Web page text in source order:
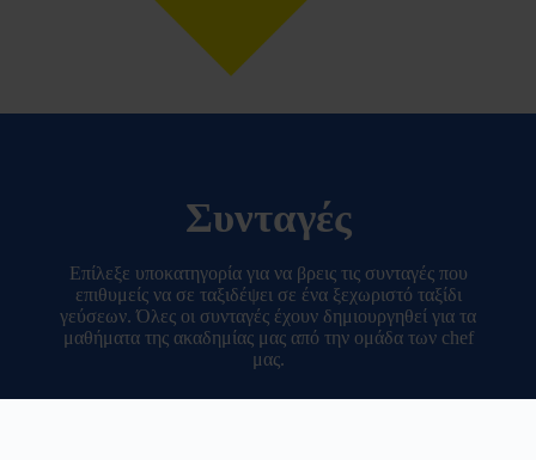
Συνταγές
Επίλεξε υποκατηγορία για να βρεις τις συνταγές που
επιθυμείς να σε ταξιδέψει σε ένα ξεχωριστό ταξίδι
γεύσεων. Όλες οι συνταγές έχουν δημιουργηθεί για τα
μαθήματα της ακαδημίας μας από την ομάδα των chef
μας.